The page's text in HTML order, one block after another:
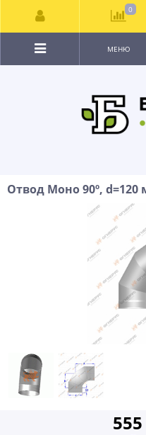
МЕНЮ
Отвод Моно 90º,
0